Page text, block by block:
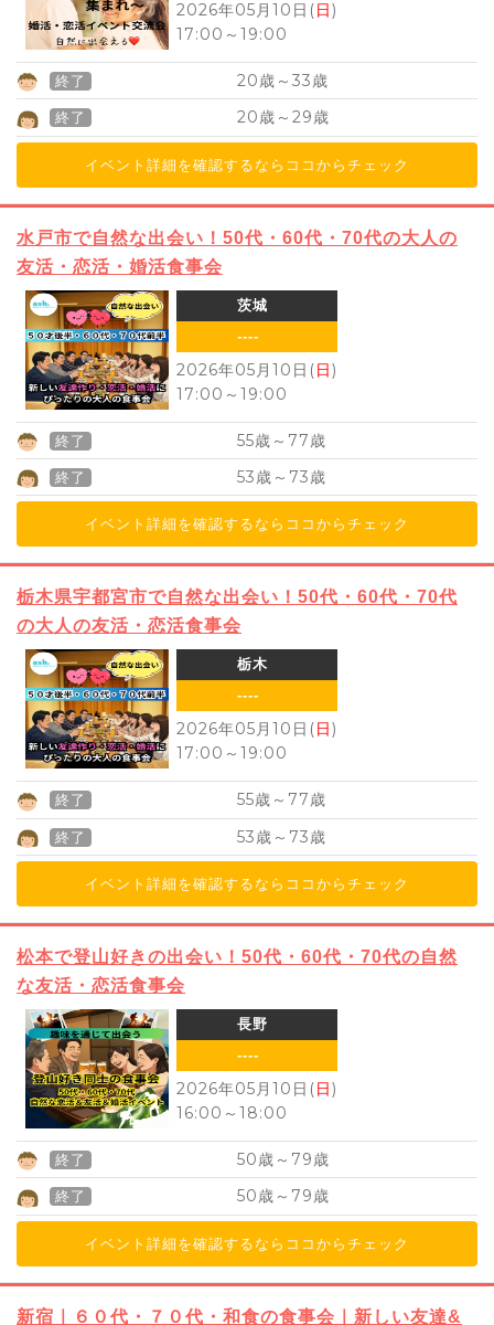
2026年05月10日(日)
17:00 ～ 19:00
終了 20歳～ 33歳
終了 20歳～ 29歳
イベント詳細を確認するならココからチェック
水戸市で自然な出会い！50代・60代・70代の大人の
友活・恋活・婚活食事会
茨城
----
2026年05月10日(日)
17:00 ～ 19:00
終了 55歳～ 77歳
終了 53歳～ 73歳
イベント詳細を確認するならココからチェック
栃木県宇都宮市で自然な出会い！50代・60代・70代
の大人の友活・恋活食事会
栃木
----
2026年05月10日(日)
17:00 ～ 19:00
終了 55歳～ 77歳
終了 53歳～ 73歳
イベント詳細を確認するならココからチェック
松本で登山好きの出会い！50代・60代・70代の自然
な友活・恋活食事会
長野
----
2026年05月10日(日)
16:00 ～ 18:00
終了 50歳～ 79歳
終了 50歳～ 79歳
イベント詳細を確認するならココからチェック
新宿｜６０代・７０代・和食の食事会｜新しい友達&